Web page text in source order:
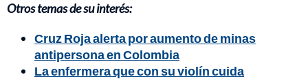
Otros temas de su interés:
Cruz Roja alerta por aumento de minas
antipersona en Colombia
La enfermera que con su violín cuida